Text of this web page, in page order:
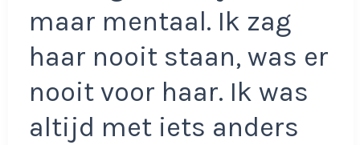
maar mentaal. Ik zag
haar nooit staan, was er
nooit voor haar. Ik was
altijd met iets anders